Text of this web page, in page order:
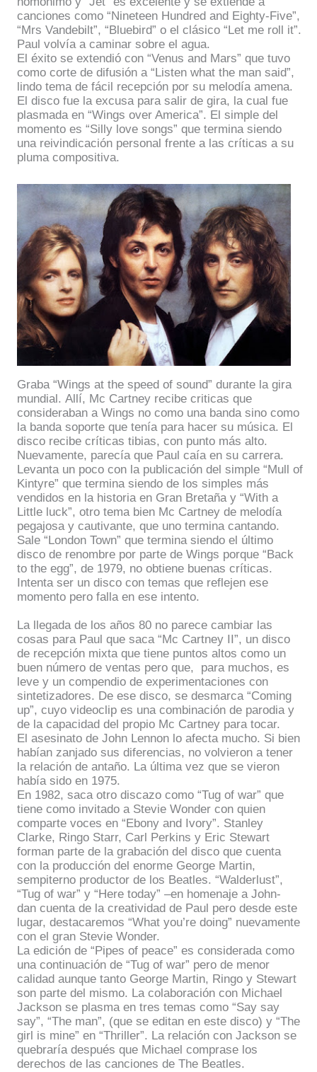
canciones como “Nineteen Hundred and Eighty-Five”,
“Mrs Vandebilt”, “Bluebird” o el clásico “Let me roll it”.
Paul volvía a caminar sobre el agua.
El éxito se extendió con “Venus and Mars” que tuvo
como corte de difusión a “Listen what the man said”,
lindo tema de fácil recepción por su melodía amena.
El disco fue la excusa para salir de gira, la cual fue
plasmada en “Wings over America”. El simple del
momento es “Silly love songs” que termina siendo
una reivindicación personal frente a las críticas a su
pluma compositiva.
Graba “Wings at the speed of sound” durante la gira
mundial. Allí, Mc Cartney recibe criticas que
consideraban a Wings no como una banda sino como
la banda soporte que tenía para hacer su música. El
disco recibe críticas tibias, con punto más alto.
Nuevamente, parecía que Paul caía en su carrera.
Levanta un poco con la publicación del simple “Mull of
Kintyre” que termina siendo de los simples más
vendidos en la historia en Gran Bretaña y “With a
Little luck”, otro tema bien Mc Cartney de melodía
pegajosa y cautivante, que uno termina cantando.
Sale “London Town” que termina siendo el último
disco de renombre por parte de Wings porque “Back
to the egg”, de 1979, no obtiene buenas críticas.
Intenta ser un disco con temas que reflejen ese
momento pero falla en ese intento.
La llegada de los años 80 no parece cambiar las
cosas para Paul que saca “Mc Cartney II”, un disco
de recepción mixta que tiene puntos altos como un
buen número de ventas pero que,
para muchos, es
leve y un compendio de experimentaciones con
sintetizadores. De ese disco, se desmarca “Coming
up”, cuyo videoclip es una combinación de parodia y
de la capacidad del propio Mc Cartney para tocar.
El asesinato de John Lennon lo afecta mucho. Si bien
habían zanjado sus diferencias, no volvieron a tener
la relación de antaño. La última vez que se vieron
había sido en 1975.
En 1982, saca otro discazo como “Tug of war” que
tiene como invitado a Stevie Wonder con quien
comparte voces en “Ebony and Ivory”. Stanley
Clarke, Ringo Starr, Carl Perkins y Eric Stewart
forman parte de la grabación del disco que cuenta
con la producción del enorme George Martin,
sempiterno productor de los Beatles. “Walderlust”,
“Tug of war” y “Here today” –en homenaje a John-
dan cuenta de la creatividad de Paul pero desde este
lugar, destacaremos “What you’re doing” nuevamente
con el gran Stevie Wonder.
La edición de “Pipes of peace” es considerada como
una continuación de “Tug of war” pero de menor
calidad aunque tanto George Martin, Ringo y Stewart
son parte del mismo. La colaboración con Michael
Jackson se plasma en tres temas como “Say say
say”, “The man”, (que se editan en este disco) y “The
girl is mine” en “Thriller”. La relación con Jackson se
quebraría después que Michael comprase los
derechos de las canciones de The Beatles.